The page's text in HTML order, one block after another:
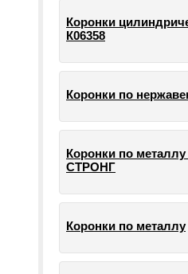
Коронки
К06358
Коронки по
Коронки по
СТРОНГ
Коронки по металлу